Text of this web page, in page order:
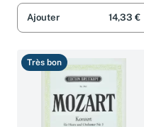
Ajouter 14,33 €
Très bon